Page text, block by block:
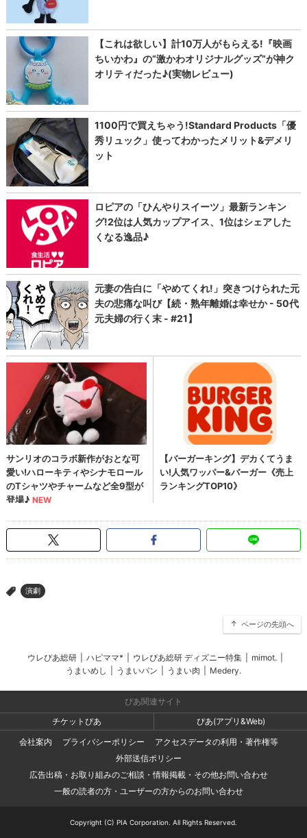
> 演劇
ページの先頭へ
ウレぴあ総研 ハピママ* ウレぴあ総研 ディズニー特集 mimot.
うまいめし
うまいパン うまい肉 Medery.
ぴあ関連サイト
チケットぴあ
ぴあ(アプリ&Web)
会社案内
プライバシーポリシー
アクセスデータの利用・著作権等
外部送信ポリシー
広告出稿・お取り組みのご相談・情報掲載・その他お問い合わせ
一般の読者の方・ユーザーの方からのお問い合わせ
Copyright (C) PIA Corporation. All Rights Reserved.